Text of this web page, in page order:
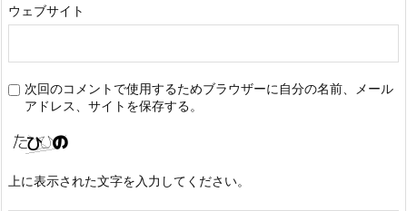
ウェブサイト
次回のコメントで使用するためブラウザーに自分の名前、メール
アドレス、サイトを保存する。
上に表示された文字を入力してください。